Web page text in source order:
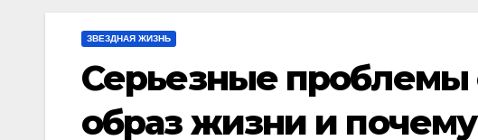
ЗВЕЗДНАЯ ЖИЗНЬ
Серьезные проблемы
образ жизни и